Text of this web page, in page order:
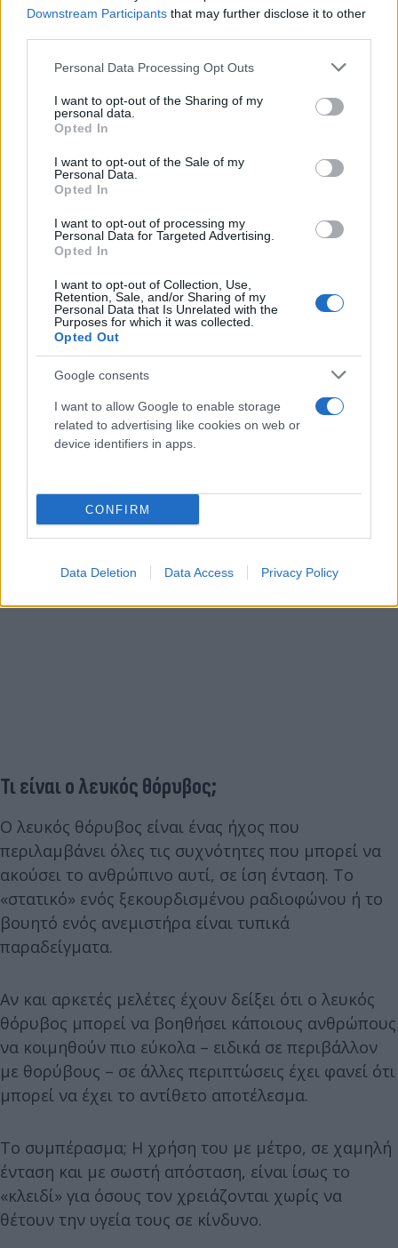
Downstream Participants that may further disclose it to other
Please note that this website/app uses one or more Google
not limited to your visit or usage behaviour. You may click to
grant or deny consent to Google and its third-party tags to
use your data for below specified purposes in below Google
consent section.
Personal Data Processing Opt Outs
I want to opt-out of the Sharing of my
personal data.
Opted In
I want to opt-out of the Sale of my
Personal Data.
Opted In
I want to opt-out of processing my
Personal Data for Targeted Advertising.
Opted In
I want to opt-out of Collection, Use,
Retention, Sale, and/or Sharing of my
Personal Data that Is Unrelated with the
Purposes for which it was collected.
Opted Out
Google consents
I want to allow Google to enable storage
related to advertising like cookies on web or
device identifiers in apps.
CONFIRM
Data Deletion Data Access Privacy Policy
νόσου. Μάλιστα, σε κάποιες περιπτώσεις, η
απώλεια ακοής μπορεί να αποτελεί πρώιμο
σύμπτωμα άνοιας.
Η έγκαιρη διάγνωση και η χρήση ακουστικών
του κινδύνου.
Τι είναι ο λευκός θόρυβος;
Ο λευκός θόρυβος είναι ένας ήχος που
περιλαμβάνει όλες τις συχνότητες που μπορεί να
ακούσει το ανθρώπινο αυτί, σε ίση ένταση. Το
«στατικό» ενός ξεκουρδισμένου ραδιοφώνου ή το
βουητό ενός ανεμιστήρα είναι τυπικά
παραδείγματα.
Αν και αρκετές μελέτες έχουν δείξει ότι ο λευκός
θόρυβος μπορεί να βοηθήσει κάποιους ανθρώπους
να κοιμηθούν πιο εύκολα – ειδικά σε περιβάλλον
με θορύβους – σε άλλες περιπτώσεις έχει φανεί ότι
μπορεί να έχει το αντίθετο αποτέλεσμα.
Το συμπέρασμα; Η χρήση του με μέτρο, σε χαμηλή
ένταση και με σωστή απόσταση, είναι ίσως το
«κλειδί» για όσους τον χρειάζονται χωρίς να
θέτουν την υγεία τους σε κίνδυνο.